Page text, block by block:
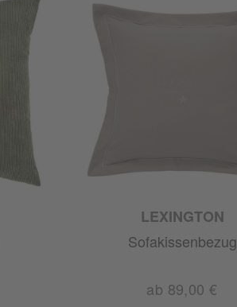
LEXINGTON
Sofakissenbezug
ab 89,00 €